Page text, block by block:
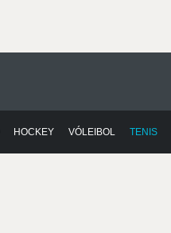
HOCKEY VÓLEIBOL TENIS